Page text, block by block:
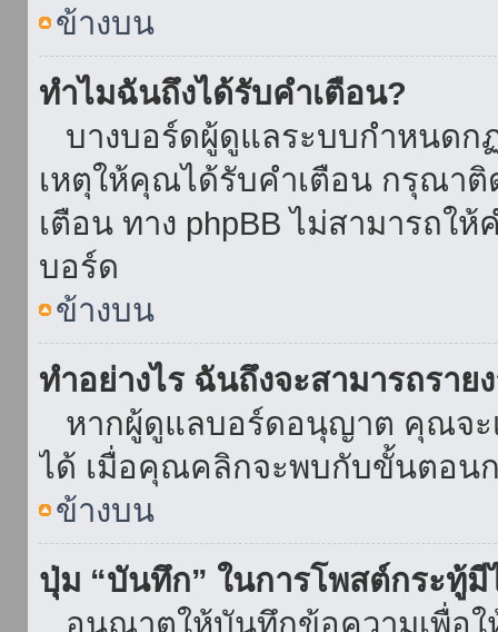
ข้างบน
ทำไมฉันถึงได้รับคำเตือน?
บางบอร์ดผู้ดูแลระบบกำหนดก
เหตุให้คุณได้รับคำเตือน กรุณา
เตือน ทาง phpBB ไม่สามารถใ
บอร์ด
ข้างบน
ทำอย่างไร ฉันถึงจะสามารถรา
หากผู้ดูแลบอร์ดอนุญาต คุณจะ
ได้ เมื่อคุณคลิกจะพบกับขั้นตอน
ข้างบน
ปุ่ม “บันทึก” ในการโพสต์กระทู้มี
อนุณาตให้บันทึกข้อความเพื่อใ